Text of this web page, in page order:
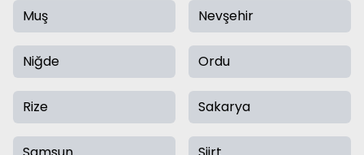
Muş Nevşehir
Niğde Ordu
Rize Sakarya